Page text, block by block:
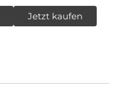
Jetzt kaufen